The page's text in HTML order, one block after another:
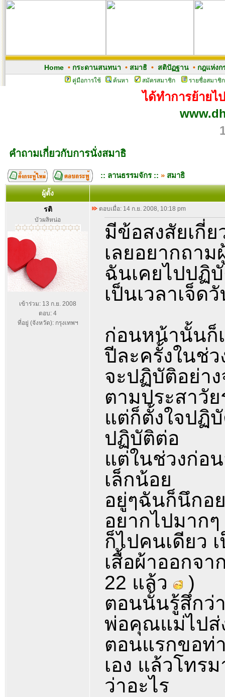
Home• กระดานสนทนา • สมาธิ• สติปัฏฐาน• กฎแห่งก
คู่มือการใช้ ค้นหา สมัครสมาชิก รายชื่อสมาชิก
ได้ทำการย้ายไ
คำถามเกี่ยวกับการนั่งสมาธิ
:: ลานธรรมจักร :: » สมาธิ
ผู้ตั้ง
รติ
บัวผลิหน่อ
เข้าร่วม: 13 ก.ย. 2008
ตอบ: 4
ที่อยู่ (จังหวัด): กรุงเทพฯ
ตอบเมื่อ: 14 ก.ย. 2008, 10:18 pm
มีข้อสงสัยเกี่
เลยอยากถาม
ฉันเคยไปปฏิ
เป็นเวลาเจ็ด
ก่อนหน้านั้นก็
ปีละครั้งในช่
จะปฏิบัติอย่าง
ตามประสาวั
แต่ก็ตั้งใจปฏิ
ปฏิบัติต่อ
แต่ในช่วงก่อ
เล็กน้อย
อยู่ๆฉันก็นึกอ
อยากไปมากๆ
ก็ไปคนเดียว
เสื้อผ้าออกจ
22 แล้ว
)
ตอนนั้นรู้สึกว่
พ่อคุณแม่ไปส่
ตอนแรกขอท่
เอง แล้วโทร
ว่าอะไร